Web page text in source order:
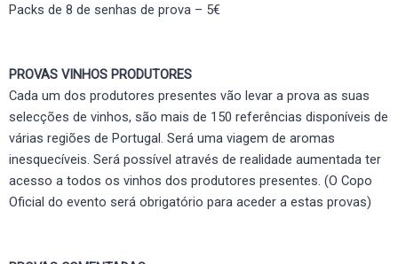
Packs de 8 de senhas de prova – 5€
PROVAS VINHOS PRODUTORES
Cada um dos produtores presentes vão levar a prova as suas
selecções de vinhos, são mais de 150 referências disponíveis de
várias regiões de Portugal. Será uma viagem de aromas
inesquecíveis. Será possível através de realidade aumentada ter
acesso a todos os vinhos dos produtores presentes. (O Copo
Oficial do evento será obrigatório para aceder a estas provas)